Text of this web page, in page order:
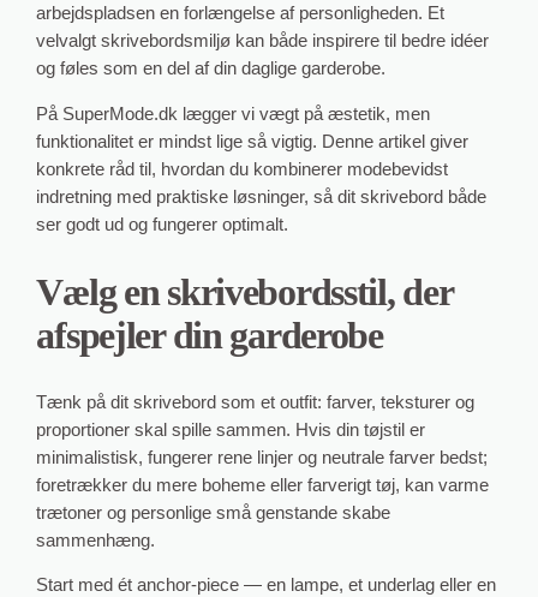
arbejdspladsen en forlængelse af personligheden. Et
velvalgt skrivebordsmiljø kan både inspirere til bedre idéer
og føles som en del af din daglige garderobe.
På SuperMode.dk lægger vi vægt på æstetik, men
funktionalitet er mindst lige så vigtig. Denne artikel giver
konkrete råd til, hvordan du kombinerer modebevidst
indretning med praktiske løsninger, så dit skrivebord både
ser godt ud og fungerer optimalt.
Vælg en skrivebordsstil, der
afspejler din garderobe
Tænk på dit skrivebord som et outfit: farver, teksturer og
proportioner skal spille sammen. Hvis din tøjstil er
minimalistisk, fungerer rene linjer og neutrale farver bedst;
foretrækker du mere boheme eller farverigt tøj, kan varme
trætoner og personlige små genstande skabe
sammenhæng.
Start med ét anchor-piece — en lampe, et underlag eller en